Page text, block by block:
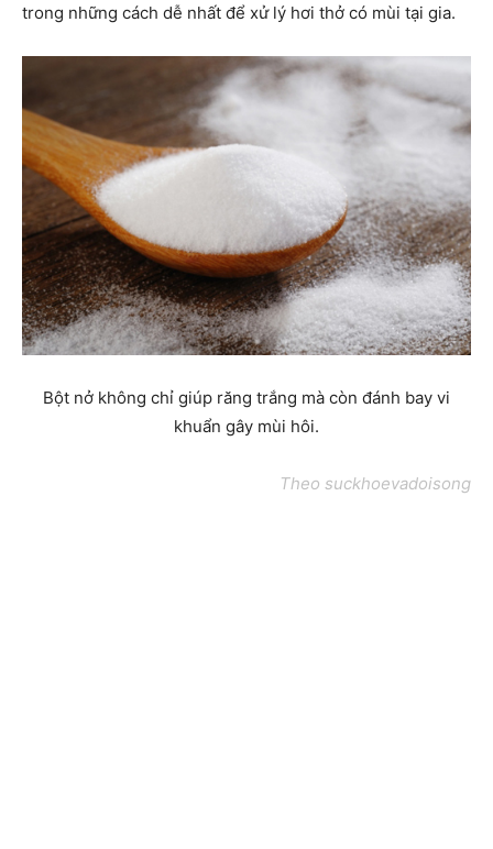
trong những cách dễ nhất để xử lý hơi thở có mùi tại gia.
Bột nở không chỉ giúp răng trắng mà còn đánh bay vi
khuẩn gây mùi hôi.
Theo suckhoevadoisong